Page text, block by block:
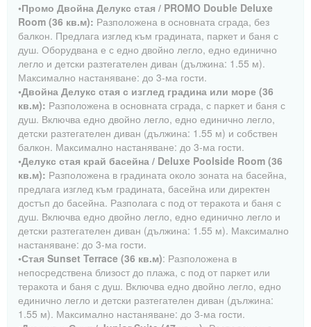
•Промо Двойна Делукс стая / PROMO Double Deluxe
Room (36 кв.м): Разположена в основната сграда, без
балкон. Предлага изглед към градината, паркет и баня с
душ. Оборудвана е с едно двойно легло, едно единично
легло и детски разтегателен диван (дължина: 1.55 м).
Максимално настаняване: до 3-ма гости.
•Двойна Делукс стая с изглед градина или море (36
кв.м): Разположена в основната сграда, с паркет и баня с
душ. Включва едно двойно легло, едно единично легло,
детски разтегателен диван (дължина: 1.55 м) и собствен
балкон. Максимално настаняване: до 3-ма гости.
•Делукс стая край басейна / Deluxe Poolside Room (36
кв.м): Разположена в градината около зоната на басейна,
предлага изглед към градината, басейна или директен
достъп до басейна. Разполага с под от теракота и баня с
душ. Включва едно двойно легло, едно единично легло и
детски разтегателен диван (дължина: 1.55 м). Максимално
настаняване: до 3-ма гости.
•Стая Sunset Terrace (36 кв.м): Разположена в
непосредствена близост до плажа, с под от паркет или
теракота и баня с душ. Включва едно двойно легло, едно
единично легло и детски разтегателен диван (дължина:
1.55 м). Максимално настаняване: до 3-ма гости.